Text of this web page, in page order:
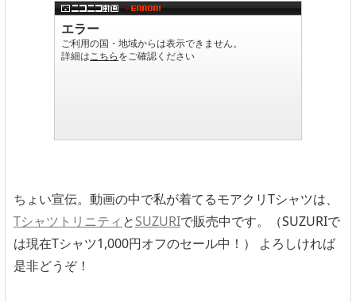
ちょい宣伝。動画の中で私が着てるモアクリTシャツは、
Tシャツトリニティ とSUZURIで販売中です。（SUZURIで
は現在Tシャツ1,000円オフのセール中！） よろしければ
是非どうぞ！